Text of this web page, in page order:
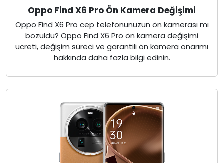
Oppo Find X6 Pro Ön Kamera Değişimi
Oppo Find X6 Pro cep telefonunuzun ön kamerası mı
bozuldu? Oppo Find X6 Pro ön kamera değişimi
ücreti, değişim süreci ve garantili ön kamera onarımı
hakkında daha fazla bilgi edinin.